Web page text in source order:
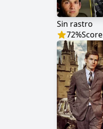
Sin rastro
72%Score